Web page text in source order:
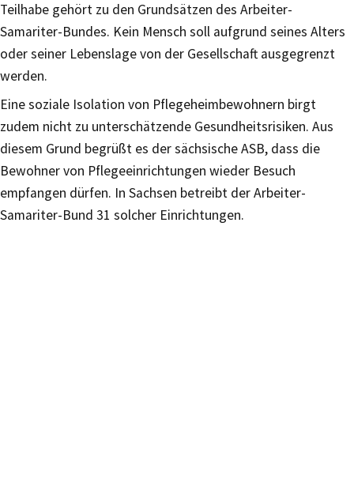
Teilhabe gehört zu den Grundsätzen des Arbeiter-
Samariter-Bundes. Kein Mensch soll aufgrund seines Alters
oder seiner Lebenslage von der Gesellschaft ausgegrenzt
werden.
Eine soziale Isolation von Pflegeheimbewohnern birgt
zudem nicht zu unterschätzende Gesundheitsrisiken. Aus
diesem Grund begrüßt es der sächsische ASB, dass die
Bewohner von Pflegeeinrichtungen wieder Besuch
empfangen dürfen. In Sachsen betreibt der Arbeiter-
Samariter-Bund 31 solcher Einrichtungen.